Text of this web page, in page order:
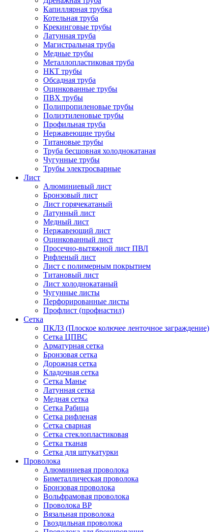
Капиллярная трубка
Котельная труба
Крекинговые трубы
Латунная труба
Магистральная труба
Медные трубы
Металлопластиковая труба
НКТ трубы
Обсадная труба
Оцинкованные трубы
ПВХ трубы
Полипропиленовые трубы
Полиэтиленовые трубы
Профильная труба
Нержавеющие трубы
Титановые трубы
Труба бесшовная холоднокатаная
Чугунные трубы
Трубы электросварные
Лист
Алюминиевый лист
Бронзовый лист
Лист горячекатаный
Латунный лист
Медный лист
Нержавеющий лист
Оцинкованный лист
Просечно-вытяжной лист ПВЛ
Рифленый лист
Лист с полимерным покрытием
Титановый лист
Лист холоднокатаный
Чугунные листы
Перфорированные листы
Профлист (профнастил)
Сетка
ПКЛЗ (Плоское колючее ленточное заграждение)
Сетка ЦПВС
Арматурная сетка
Бронзовая сетка
Дорожная сетка
Кладочная сетка
Сетка Манье
Латунная сетка
Медная сетка
Сетка Рабица
Сетка рифленая
Сетка сварная
Сетка стеклопластиковая
Сетка тканая
Сетка для штукатурки
Проволока
Алюминиевая проволока
Биметаллическая проволока
Бронзовая проволока
Вольфрамовая проволока
Проволока ВР
Вязальная проволока
Гвоздильная проволока